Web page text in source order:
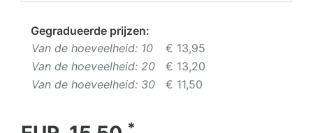
Gegradueerde prijzen:
Van de hoeveelheid: 10
€ 13,95
Van de hoeveelheid: 20
€ 13,20
Van de hoeveelheid: 30
€ 11,50
*